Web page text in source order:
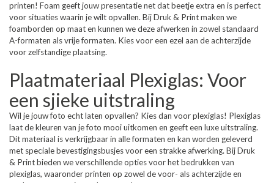
printen! Foam geeft jouw presentatie net dat beetje extra en is perfect
voor situaties waarin je wilt opvallen. Bij Druk & Print maken we
foamborden op maat en kunnen we deze afwerken in zowel standaard
A-formaten als vrije formaten. Kies voor een ezel aan de achterzijde
voor zelfstandige plaatsing.
Plaatmateriaal Plexiglas: Voor
een sjieke uitstraling
Wil je jouw foto echt laten opvallen? Kies dan voor plexiglas! Plexiglas
laat de kleuren van je foto mooi uitkomen en geeft een luxe uitstraling.
Dit materiaal is verkrijgbaar in alle formaten en kan worden geleverd
met speciale bevestigingsbusjes voor een strakke afwerking. Bij Druk
& Print bieden we verschillende opties voor het bedrukken van
plexiglas, waaronder printen op zowel de voor- als achterzijde en